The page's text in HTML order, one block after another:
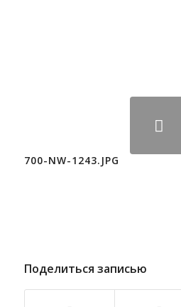
700-NW-1243.JPG
Поделиться записью